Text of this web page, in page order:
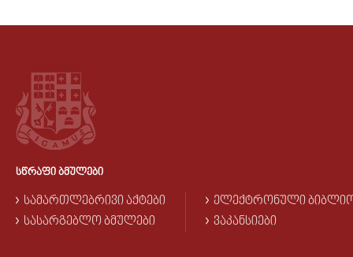
ᲡᲬᲠᲐᲤᲘ ᲑᲛᲣᲚᲔᲑᲘ
ᲡᲐᲛᲐᲠᲗᲚᲔᲑᲠᲘᲕᲘ ᲐᲥᲢᲔᲑᲘ
ᲡᲐᲡᲐᲠᲒᲔᲑᲚᲝ ᲑᲛᲣᲚᲔᲑᲘ
ᲔᲚᲔᲥᲢᲠᲝᲜᲣᲚᲘ
ᲕᲐᲙᲐᲜᲡᲘᲔᲑᲘ